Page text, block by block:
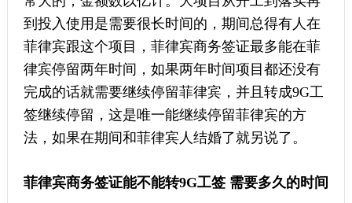
到投入使用是需要很长时间的，期间总得有人在
菲律宾跟这个项目，菲律宾商务签证最多能在菲
律宾停留两年时间，如果两年时间项目都还没有
完成的话就需要继续停留菲律宾，并且转成9G工
签继续停留，这是唯一能继续停留菲律宾的方
法，如果在期间和菲律宾人结婚了就另说了。
菲律宾商务签证能不能转9G工签 需要多久的时间